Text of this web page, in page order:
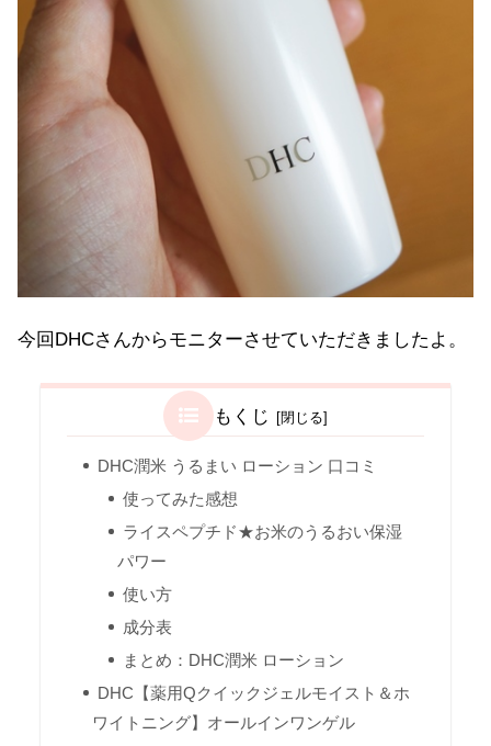
今回DHCさんからモニターさせていただきましたよ。
もくじ
DHC潤米 うるまい ローション 口コミ
使ってみた感想
ライスペプチド★お米のうるおい保湿
パワー
使い方
成分表
まとめ：DHC潤米 ローション
DHC【薬用Qクイックジェルモイスト＆ホ
ワイトニング】オールインワンゲル